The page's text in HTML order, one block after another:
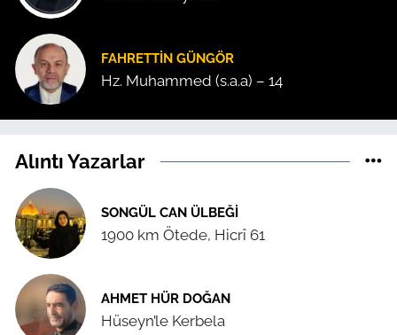
FAHRETTIN GÜNGÖR
Hz. Muhammed (s.a.a) – 14
Alıntı Yazarlar
SONGÜL CAN ÜLBEĞI
1900 km Ötede, Hicrî 61
AHMET HÜR DOĞAN
Hüseyn’le Kerbela